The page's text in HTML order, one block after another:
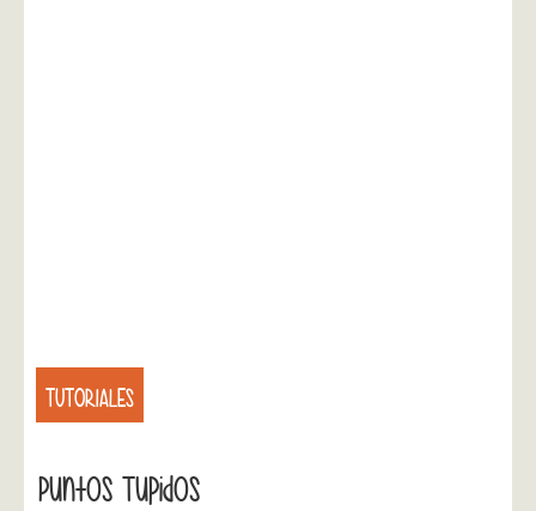
TUTORIALES
Puntos Tupidos